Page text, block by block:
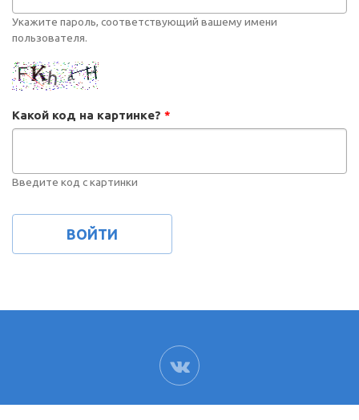
Укажите пароль, соответствующий вашему имени
пользователя.
Какой код на картинке? *
Введите код с картинки
ВК